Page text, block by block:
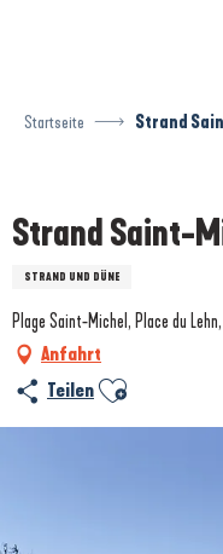
Startseite Strand
Strand Saint-
STRAND UND DÜNE
Prestataire engagé dans
Plage Saint-Michel, Place du
Anfahrt
Teilen Ajouter aux favoris